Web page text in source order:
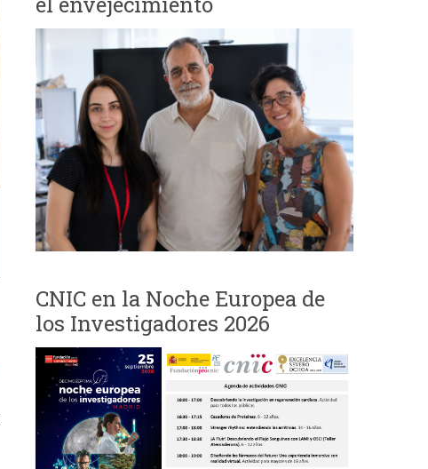
d
CNIC en la Noche Europea de
los Investigadores 2026